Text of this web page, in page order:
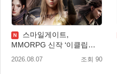
N
스마일게이트,
MMORPG 신작 ‘이클립스:
더 어웨이크닝’ 9월 10일 론
2026.08.07 조회 90